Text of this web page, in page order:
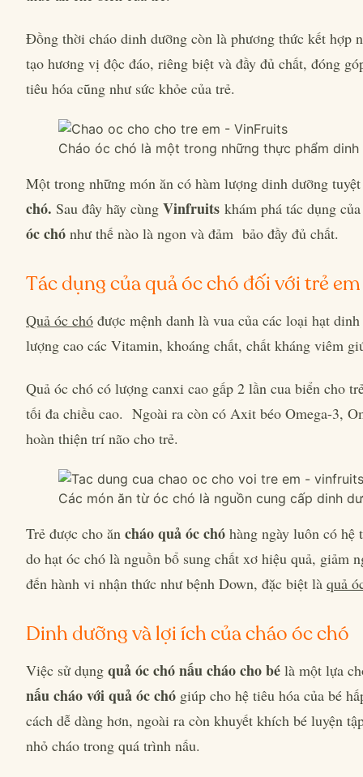
Đồng thời cháo dinh dưỡng còn là phương thức kết hợp
tạo hương vị độc đáo, riêng biệt và đầy đủ chất, đóng
tiêu hóa cũng như sức khỏe của trẻ.
Cháo óc chó là một trong những thực phẩm
Một trong những món ăn có hàm lượng dinh dưỡng
chó. Sau đây hãy cùng Vinfruits khám phá tác dụng
óc chó như thế nào là ngon và đảm bảo đầy đủ chất.
Tác dụng của quả óc chó đối với trẻ em
Quả óc chó được mệnh danh là vua của các loại hạt
lượng cao các Vitamin, khoáng chất, chất kháng viêm
Quả óc chó có lượng canxi cao gấp 2 lần cua biển cho
tối đa chiều cao. Ngoài ra còn có Axit béo Omega-3,
hoàn thiện trí não cho trẻ.
Các món ăn từ óc chó là nguồn cung cấp dinh
Trẻ được cho ăn cháo quả óc chó hàng ngày luôn có hệ
do hạt óc chó là nguồn bổ sung chất xơ hiệu quả, giảm
đến hành vi nhận thức như bệnh Down, đặc biệt là quả
Dinh dưỡng và lợi ích của cháo óc chó
Việc sử dụng quả óc chó nấu cháo cho bé là một lựa
nấu cháo với quả óc chó giúp cho hệ tiêu hóa của bé
cách dễ dàng hơn, ngoài ra còn khuyết khích bé luyện
nhỏ cháo trong quá trình nấu.